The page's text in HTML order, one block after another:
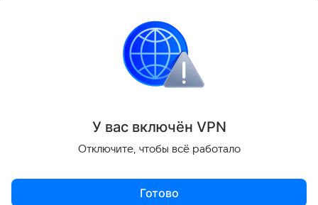
А исполняющим обязанности командующего
Восточным военным округом, группировкой
"Восток" назначен начальник штаба этой
группировки Петр Болгарев.
Поделиться
У вас включён VPN
Отключите, чтобы всё работало
Готово